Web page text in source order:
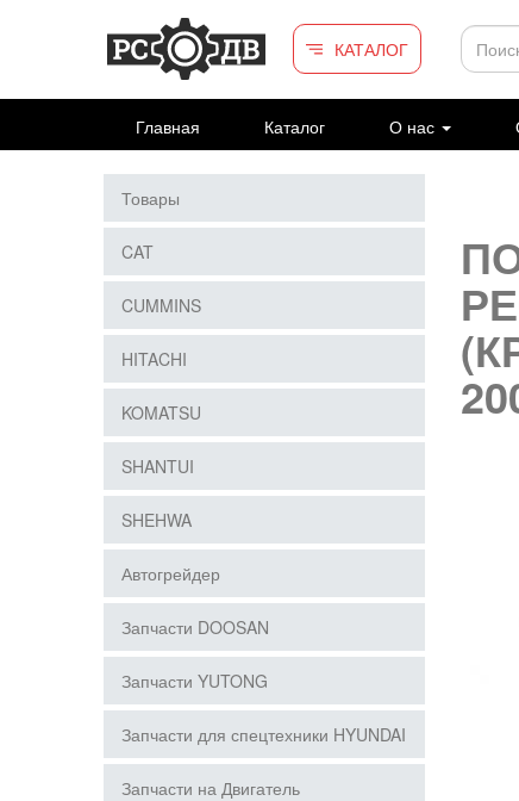
Перейти к основному содержанию
КАТАЛОГ
Главная Каталог О нас
Товары
CAT
CUMMINS
HITACHI
KOMATSU
SHANTUI
SHEHWA
Автогрейдер
Запчасти DOOSAN
Запчасти YUTONG
Запчасти для спецтехники HYUNDAI
Запчасти на Двигатель